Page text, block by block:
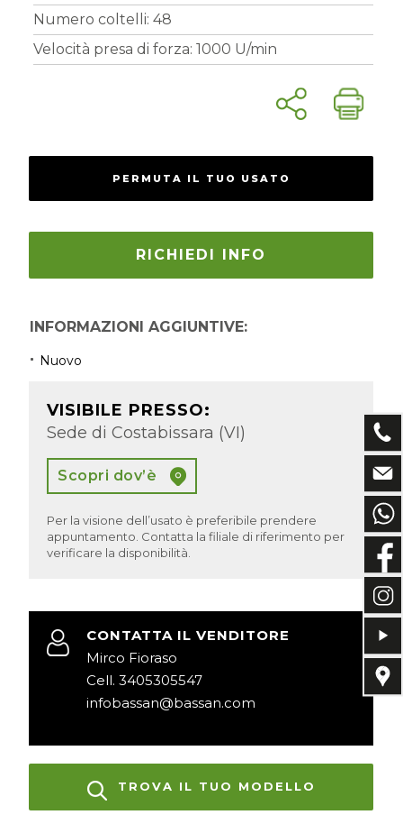
PERMUTA IL TUO USATO
RICHIEDI INFO
INFORMAZIONI AGGIUNTIVE:
Nuovo
VISIBILE PRESSO:
Sede di Costabissara (VI)
Scopri dov’è
Per la visione dell’usato è preferibile prendere
appuntamento. Contatta la filiale di riferimento per
verificare la disponibilità.
CONTATTA IL VENDITORE
Mirco Fioraso
Cell. 3405305547
infobassan@bassan.com
TROVA IL TUO MODELLO
Numero coltelli: 48
Velocità presa di forza: 1000 U/min